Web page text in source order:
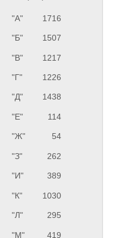
"А" 1716
"Б" 1507
"В" 1217
"Г" 1226
"Д" 1438
"Е" 114
"Ж" 54
"З" 262
"И" 389
"К" 1030
"Л" 295
"М" 419